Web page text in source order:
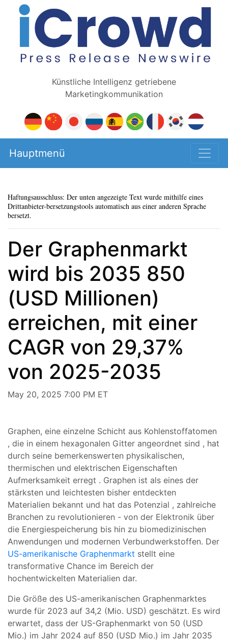
Künstliche Intelligenz getriebene
Marketingkommunikation
Hauptmenü
Haftungsausschluss: Der unten angezeigte Text wurde mithilfe eines
Drittanbieter-bersetzungstools automatisch aus einer anderen Sprache
bersetzt.
Der Graphenmarkt
wird bis 2035 850
(USD Millionen)
erreichen, mit einer
CAGR von 29,37%
von 2025-2035
May 20, 2025 7:00 PM ET
Graphen, eine einzelne Schicht aus Kohlenstoffatomen
, die in einem hexagonalen Gitter angeordnet sind , hat
durch seine bemerkenswerten physikalischen,
thermischen und elektrischen Eigenschaften
Aufmerksamkeit erregt . Graphen ist als eines der
stärksten und leichtesten bisher entdeckten
Materialien bekannt und hat das Potenzial , zahlreiche
Branchen zu revolutionieren - von der Elektronik über
die Energiespeicherung bis hin zu biomedizinischen
Anwendungen und modernen Verbundwerkstoffen. Der
US-amerikanische Graphenmarkt stellt eine
transformative Chance im Bereich der
hochentwickelten Materialien dar.
Die Größe des US-amerikanischen Graphenmarktes
wurde für 2023 auf 34,2 (Mio. USD) geschätzt. Es wird
erwartet, dass der US-Graphenmarkt von 50 (USD
Mio.) im Jahr 2024 auf 850 (USD Mio.) im Jahr 2035